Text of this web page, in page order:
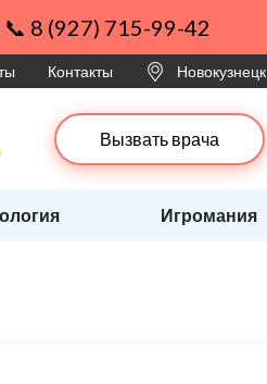
📞 8 (927) 715-99-42
Контакты Новокузнецк
Вызвать врача
Игромания